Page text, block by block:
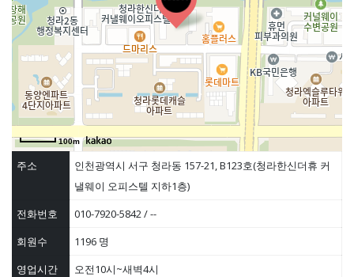
100m
주소
인천광역시 서구 청라동 157-21, B123호(청라한신더휴 커
낼웨이 오피스텔 지하1층)
전화번호
010-7920-5842 / --
회원수
1196 명
영업시간
오전10시~새벽4시